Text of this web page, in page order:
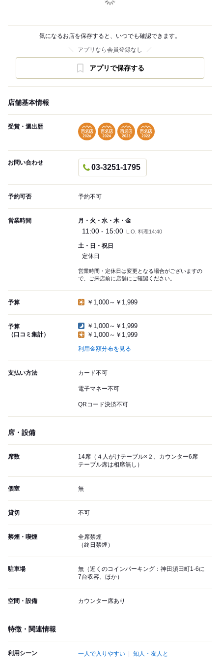
気になるお店を保存すると、いつでも確認できます。
アプリなら会員登録なし
アプリで保存する
店舗基本情報
受賞・選出歴
お問い合わせ
03-3251-1795
予約可否 予約不可
営業時間 月・火・水・木・金
11:00 - 15:00 L.O. 料理14:40
土・日・祝日
定休日
営業時間・定休日は変更となる場合がございますの
で、ご来店前に店舗にご確認ください。
予算 ￥1,000～￥1,999
予算
（口コミ集計）
￥1,000～￥1,999
￥1,000～￥1,999
利用金額分布を見る
支払い方法 カード不可
電子マネー不可
QRコード決済不可
席・設備
席数
14席（４人がけテーブル×２、カウンター6席
テーブル席は相席無し）
個室 無
貸切 不可
禁煙・喫煙
全席禁煙
（終日禁煙）
駐車場
無（近くのコインパーキング：神田須田町1-6に
7台収容、ほか）
空間・設備 カウンター席あり
特徴・関連情報
利用シーン 一人で入りやすい 知人・友人と